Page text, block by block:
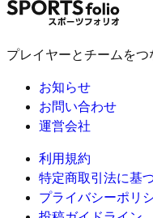
プレイヤーとチームをつ
お知らせ
お問い合わせ
運営会社
利用規約
特定商取引法に基
プライバシーポリ